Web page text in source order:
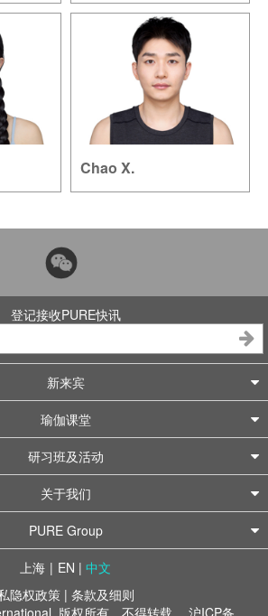
Chao X.
登记接收PURE快讯
新来宾
瑜伽课堂
研习班及活动
关于我们
PURE Group
上海 | EN | 中文
隐权政策 | 条款及细则
版权所有，不得转载。 沪ICP备